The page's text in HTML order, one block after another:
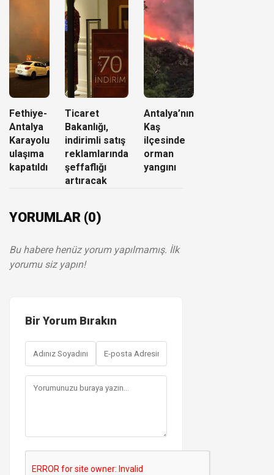
Fethiye-
Antalya
Karayolu
ulaşıma
kapatıldı
Ticaret
Bakanlığı,
indirimli satış
reklamlarında
şeffaflığı
artıracak
Antalya’nın
Kaş
ilçesinde
orman
yangını
YORUMLAR (0)
Bu habere henüz yorum yapılmamış. İlk
yorumu siz yapın!
Bir Yorum Bırakın